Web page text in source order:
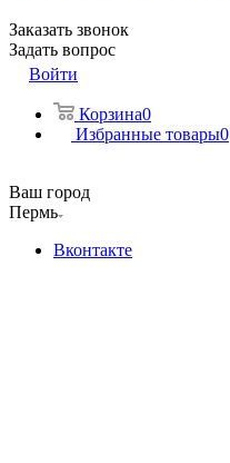
Заказать звонок
Задать вопрос
Войти
Корзина0
Избранные товары0
Ваш город
Пермь
Вконтакте